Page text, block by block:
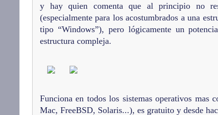
y hay quien comenta que al principio no
(especialmente para los acostumbrados a una
tipo “Windows”), pero lógicamente un
estructura compleja.
Funciona en todos los sistemas operativos mas
Mac, FreeBSD, Solaris...), es gratuito y desde